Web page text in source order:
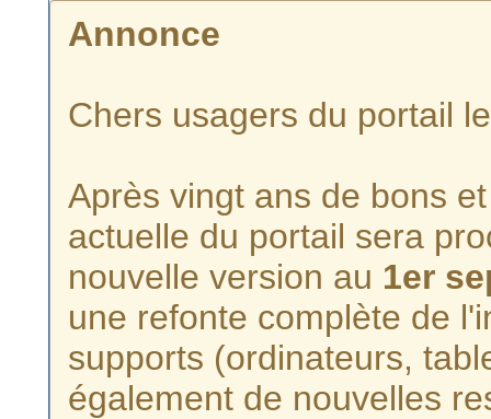
Annonce
Chers usagers du portail
Après vingt ans de bons
actuelle du portail sera
nouvelle version au 1er
une refonte complète de
supports (ordinateurs,
également de nouvelles